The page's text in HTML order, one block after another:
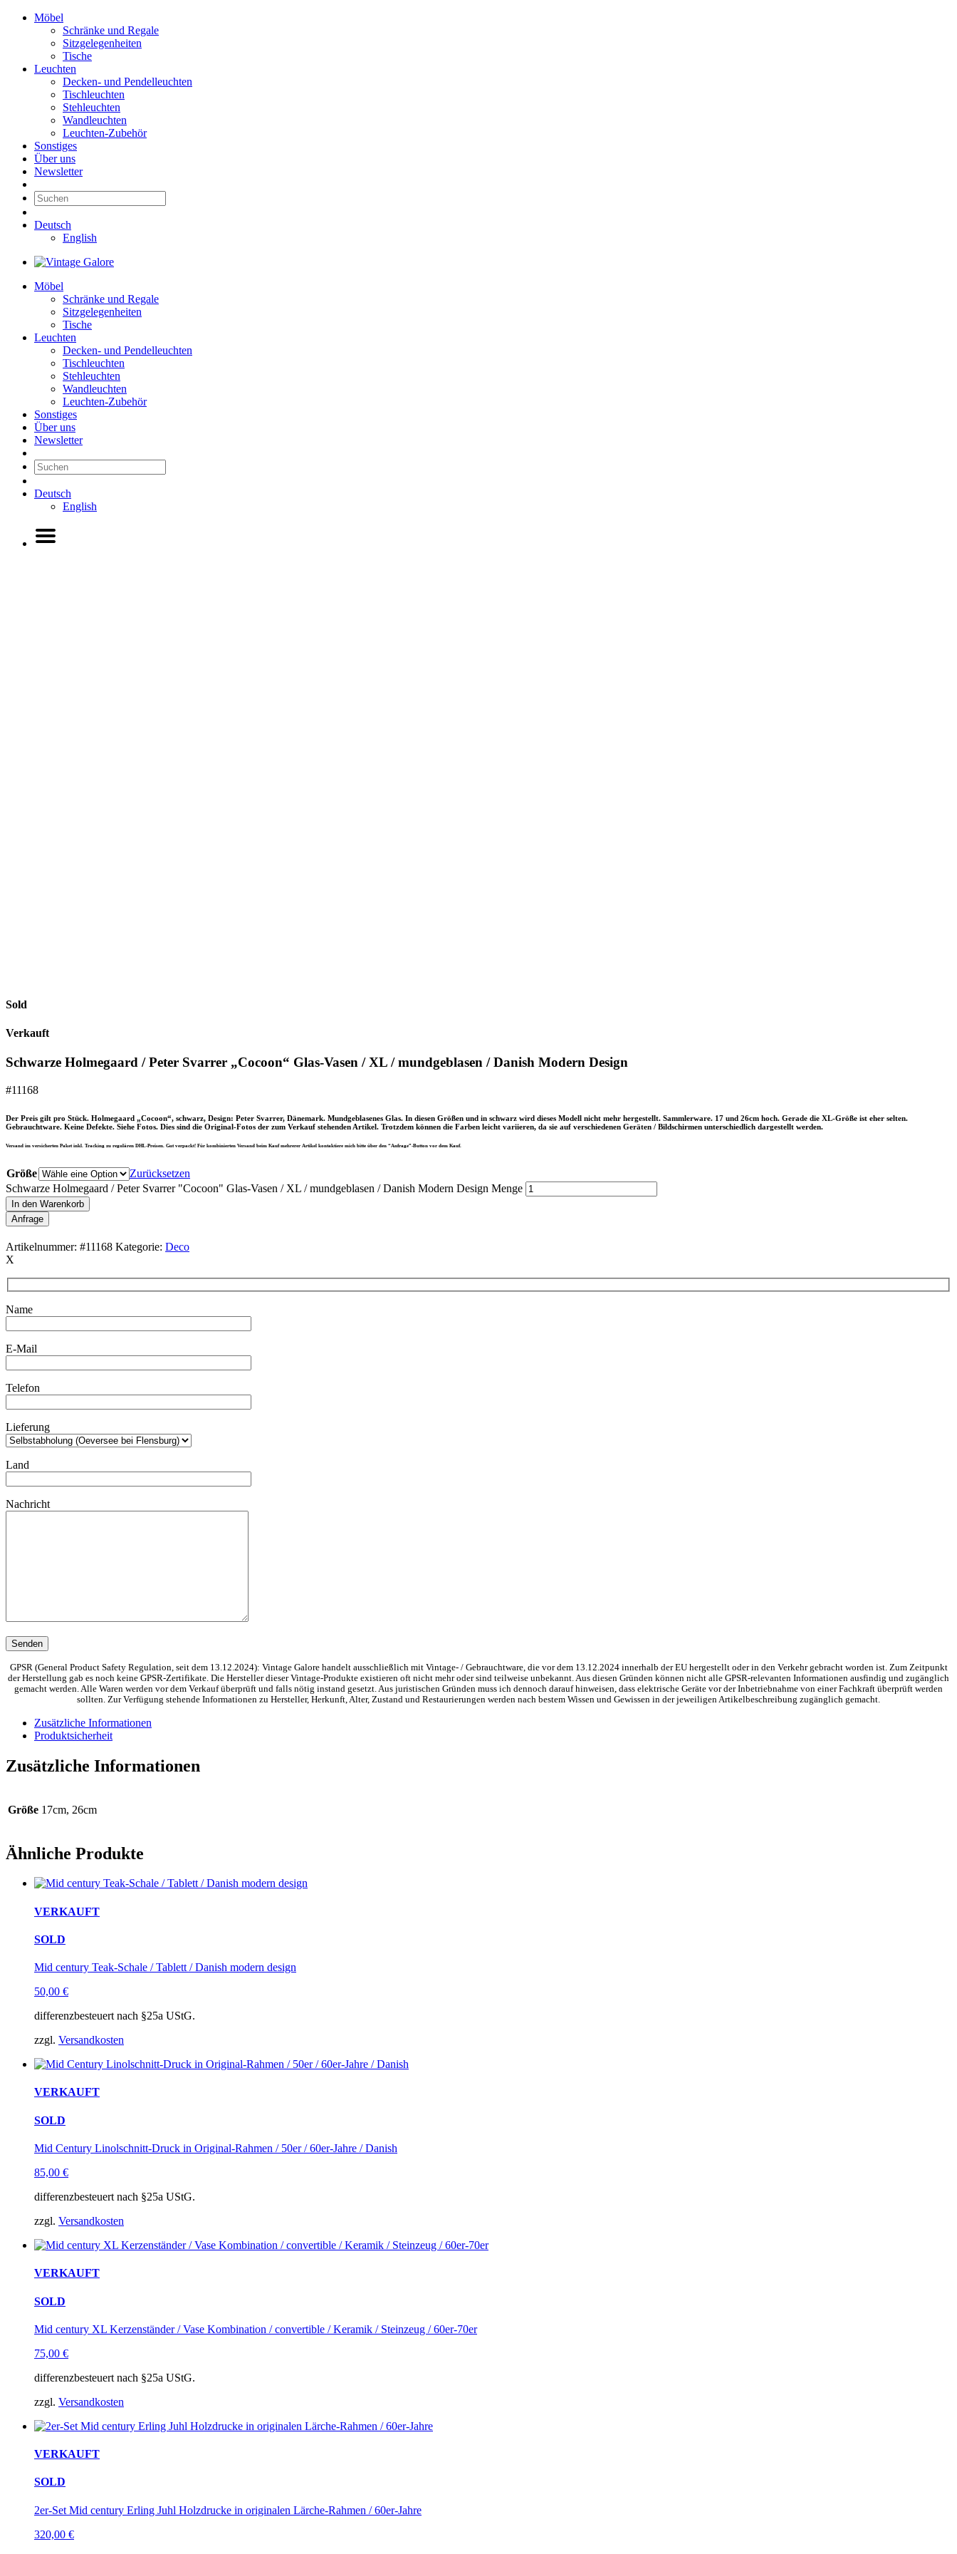
Möbel
Schränke und Regale
Sitzgelegenheiten
Tische
Leuchten
Decken- und Pendelleuchten
Tischleuchten
Stehleuchten
Wandleuchten
Leuchten-Zubehör
Sonstiges
Über uns
Newsletter
Deutsch
English
Möbel
Schränke und Regale
Sitzgelegenheiten
Tische
Leuchten
Decken- und Pendelleuchten
Tischleuchten
Stehleuchten
Wandleuchten
Leuchten-Zubehör
Sonstiges
Über uns
Newsletter
Deutsch
English
Sold
Verkauft
Schwarze Holmegaard / Peter Svarrer „Cocoon“ Glas-Vasen / XL / mundgeblasen / Danish Modern Design
#11168
Der Preis gilt pro Stück. Holmegaard „Cocoon“, schwarz, Design: Peter Svarrer, Dänemark. Mundgeblasenes Glas. In diesen Größen und in schwarz wird dieses Modell nicht mehr hergestellt. Sammlerware. 17 und 26cm hoch. Gerade die XL-Größe ist eher selten.
Gebrauchtware. Keine Defekte. Siehe Fotos. Dies sind die Original-Fotos der zum Verkauf stehenden Artikel. Trotzdem können die Farben leicht variieren, da sie auf verschiedenen Geräten / Bildschirmen unterschiedlich dargestellt werden.
Versand im versicherten Paket inkl. Tracking zu regulären DHL-Preisen. Gut verpackt! Für kombinierten Versand beim Kauf mehrerer Artikel kontaktiere mich bitte über den “Anfrage”-Button vor dem Kauf.
Größe
Zurücksetzen
Schwarze Holmegaard / Peter Svarrer "Cocoon" Glas-Vasen / XL / mundgeblasen / Danish Modern Design Menge
In den Warenkorb
Anfrage
Artikelnummer: #11168 Kategorie: Deco
X
Name
E-Mail
Telefon
Lieferung
Land
Nachricht
GPSR (General Product Safety Regulation, seit dem 13.12.2024): Vintage Galore handelt ausschließlich mit Vintage- / Gebrauchtware, die vor dem 13.12.2024 innerhalb der EU hergestellt oder in den Verkehr gebracht worden ist. Zum Zeitpunkt
der Herstellung gab es noch keine GPSR-Zertifikate. Die Hersteller dieser Vintage-Produkte existieren oft nicht mehr oder sind teilweise unbekannt. Aus diesen Gründen können nicht alle GPSR-relevanten Informationen ausfindig und zugänglich
gemacht werden. Alle Waren werden vor dem Verkauf überprüft und falls nötig instand gesetzt. Aus juristischen Gründen muss ich dennoch darauf hinweisen, dass elektrische Geräte vor der Inbetriebnahme von einer Fachkraft überprüft werden
sollten. Zur Verfügung stehende Informationen zu Hersteller, Herkunft, Alter, Zustand und Restaurierungen werden nach bestem Wissen und Gewissen in der jeweiligen Artikelbeschreibung zugänglich gemacht.
Zusätzliche Informationen
Produktsicherheit
Zusätzliche Informationen
Größe 17cm, 26cm
Ähnliche Produkte
VERKAUFT
SOLD
Mid century Teak-Schale / Tablett / Danish modern design
50,00 €
differenzbesteuert nach §25a UStG.
zzgl. Versandkosten
VERKAUFT
SOLD
Mid Century Linolschnitt-Druck in Original-Rahmen / 50er / 60er-Jahre / Danish
85,00 €
differenzbesteuert nach §25a UStG.
zzgl. Versandkosten
VERKAUFT
SOLD
Mid century XL Kerzenständer / Vase Kombination / convertible / Keramik / Steinzeug / 60er-70er
75,00 €
differenzbesteuert nach §25a UStG.
zzgl. Versandkosten
VERKAUFT
SOLD
2er-Set Mid century Erling Juhl Holzdrucke in originalen Lärche-Rahmen / 60er-Jahre
320,00 €